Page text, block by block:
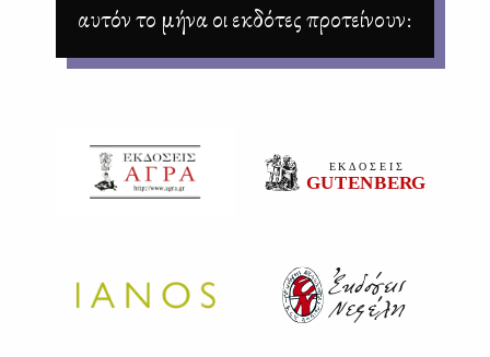
αυτόν το μήνα οι εκδότες προτείνουν: